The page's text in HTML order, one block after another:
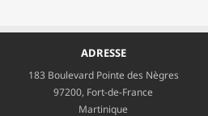
ADRESSE
183 Boulevard Pointe des Nègres
97200, Fort-de-France
Martinique